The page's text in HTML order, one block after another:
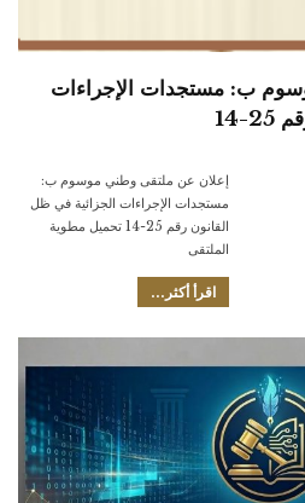
ب: مستجدات الإجراءات
14
إعلان عن ملتقى وطني موسوم ب:
مستجدات الإجراءات الجزائية في ظل
القانون رقم 25-14 تحميل مطوية
الملتقى
اقرأ أكثر...